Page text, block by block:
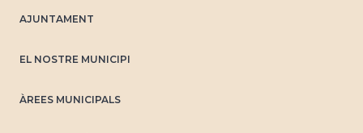
AJUNTAMENT
EL NOSTRE MUNICIPI
ÀREES MUNICIPALS